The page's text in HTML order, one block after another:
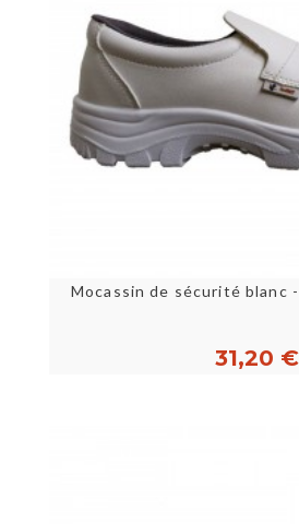
Mocassin de sécurité blanc -
31,20 €